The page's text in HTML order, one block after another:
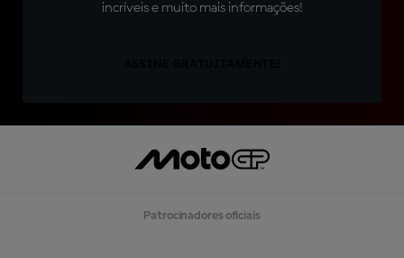
incríveis e muito mais informações!
Patrocinadores oficiais